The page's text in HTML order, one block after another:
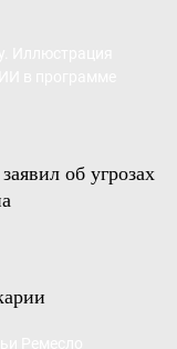
об угрозах